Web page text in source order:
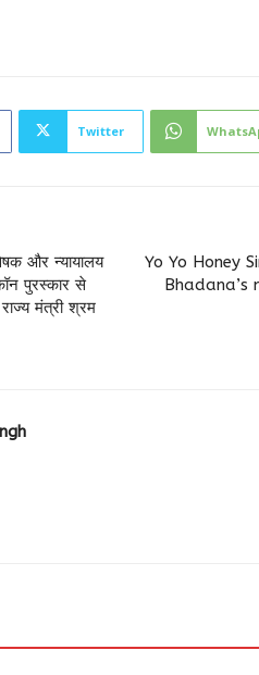
Twitter
और न्यायालय
पुरस्कार से
मंत्री श्रम
Yo Yo Honey
Bhadana’s